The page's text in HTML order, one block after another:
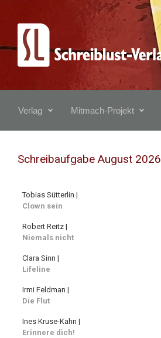
Zum Hauptinhalt springen
Verlag Mitmach-Projekt
Schreibaufgabe August 2026
Tobias Sütterlin |
Clown sein
Robert Reitz |
Niemals nicht
Clara Sinn |
Lifeline
Irmi Feldman |
Die Flut
Ines Kruse-Kahn |
Erinnere dich!